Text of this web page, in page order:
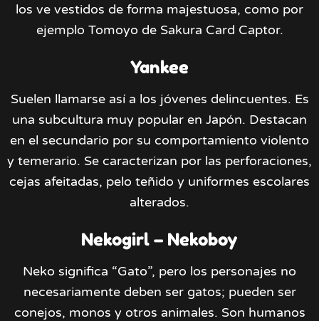
los ve vestidos de forma majestuosa, como por
ejemplo Tomoyo de Sakura Card Captor.
Yankee
Suelen llamarse así a los jóvenes delincuentes. Es
una subcultura muy popular en Japón. Destacan
en el secundario por su comportamiento violento
y temerario. Se caracterizan por las perforaciones,
cejas afeitadas, pelo teñido y uniformes escolares
alterados.
Nekogirl – Nekoboy
Neko significa “Gato”, pero los personajes no
necesariamente deben ser gatos; pueden ser
conejos, monos y otros animales. Son humanos